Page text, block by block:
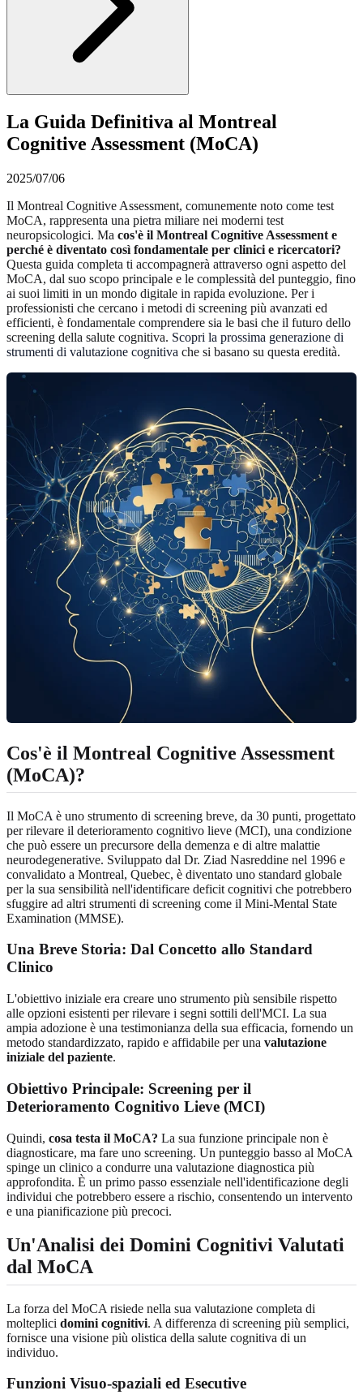
La Guida Definitiva al Montreal
Cognitive Assessment (MoCA)
2025/07/06
Il Montreal Cognitive Assessment, comunemente noto come test
MoCA, rappresenta una pietra miliare nei moderni test
neuropsicologici. Ma cos'è il Montreal Cognitive Assessment e
perché è diventato così fondamentale per clinici e ricercatori?
Questa guida completa ti accompagnerà attraverso ogni aspetto del
MoCA, dal suo scopo principale e le complessità del punteggio, fino
ai suoi limiti in un mondo digitale in rapida evoluzione. Per i
professionisti che cercano i metodi di screening più avanzati ed
efficienti, è fondamentale comprendere sia le basi che il futuro dello
screening della salute cognitiva. Scopri la prossima generazione di
strumenti di valutazione cognitiva che si basano su questa eredità.
Cos'è il Montreal Cognitive Assessment
(MoCA)?
Il MoCA è uno strumento di screening breve, da 30 punti, progettato
per rilevare il deterioramento cognitivo lieve (MCI), una condizione
che può essere un precursore della demenza e di altre malattie
neurodegenerative. Sviluppato dal Dr. Ziad Nasreddine nel 1996 e
convalidato a Montreal, Quebec, è diventato uno standard globale
per la sua sensibilità nell'identificare deficit cognitivi che potrebbero
sfuggire ad altri strumenti di screening come il Mini-Mental State
Examination (MMSE).
Una Breve Storia: Dal Concetto allo Standard
Clinico
L'obiettivo iniziale era creare uno strumento più sensibile rispetto
alle opzioni esistenti per rilevare i segni sottili dell'MCI. La sua
ampia adozione è una testimonianza della sua efficacia, fornendo un
metodo standardizzato, rapido e affidabile per una valutazione
iniziale del paziente.
Obiettivo Principale: Screening per il
Deterioramento Cognitivo Lieve (MCI)
Quindi, cosa testa il MoCA? La sua funzione principale non è
diagnosticare, ma fare uno screening. Un punteggio basso al MoCA
spinge un clinico a condurre una valutazione diagnostica più
approfondita. È un primo passo essenziale nell'identificazione degli
individui che potrebbero essere a rischio, consentendo un intervento
e una pianificazione più precoci.
Un'Analisi dei Domini Cognitivi Valutati
dal MoCA
La forza del MoCA risiede nella sua valutazione completa di
molteplici domini cognitivi. A differenza di screening più semplici,
fornisce una visione più olistica della salute cognitiva di un
individuo.
Funzioni Visuo-spaziali ed Esecutive